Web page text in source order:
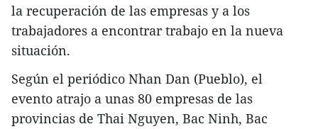
la recuperación de las empresas y a los
trabajadores a encontrar trabajo en la nueva
situación.
Según el periódico Nhan Dan (Pueblo), el
evento atrajo a unas 80 empresas de las
provincias de Thai Nguyen, Bac Ninh, Bac